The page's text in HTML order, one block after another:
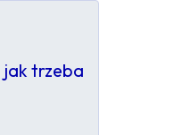
jak trzeba